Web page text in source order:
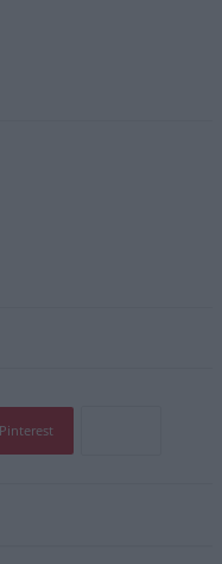
Pinterest